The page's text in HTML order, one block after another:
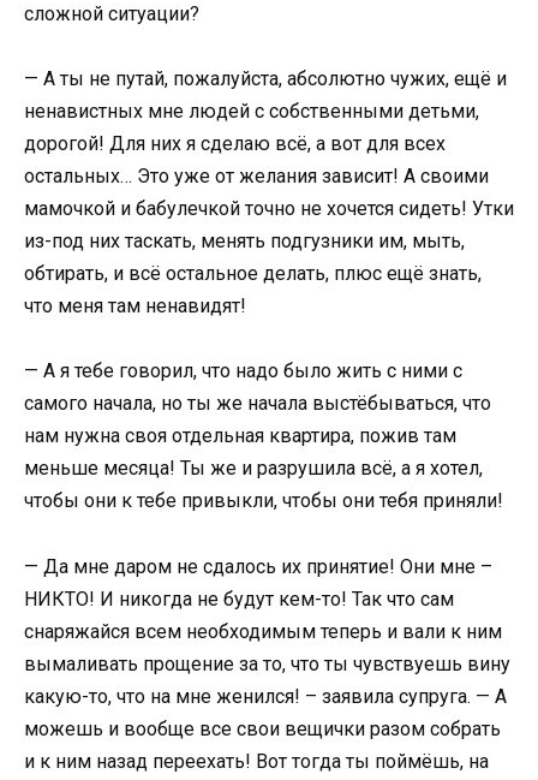
сложной ситуации?
— А ты не путай, пожалуйста, абсолютно чужих, ещё и
ненавистных мне людей с собственными детьми,
дорогой! Для них я сделаю всё, а вот для всех
остальных… Это уже от желания зависит! А своими
мамочкой и бабулечкой точно не хочется сидеть! Утки
из-под них таскать, менять подгузники им, мыть,
обтирать, и всё остальное делать, плюс ещё знать,
что меня там ненавидят!
— А я тебе говорил, что надо было жить с ними с
самого начала, но ты же начала выстёбываться, что
нам нужна своя отдельная квартира, пожив там
меньше месяца! Ты же и разрушила всё, а я хотел,
чтобы они к тебе привыкли, чтобы они тебя приняли!
— Да мне даром не сдалось их принятие! Они мне –
НИКТО! И никогда не будут кем-то! Так что сам
снаряжайся всем необходимым теперь и вали к ним
вымаливать прощение за то, что ты чувствуешь вину
какую-то, что на мне женился! – заявила супруга. — А
можешь и вообще все свои вещички разом собрать
и к ним назад переехать! Вот тогда ты поймёшь, на